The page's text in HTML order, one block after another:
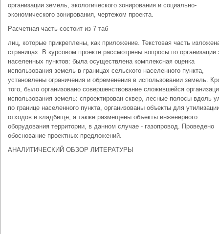
организации земель, экологического зонирования и социально-
экономического зонирования, чертежом проекта.
Расчетная часть состоит из 7 таб
лиц, которые прикреплены, как приложение. Текстовая часть
страницах. В курсовом проекте рассмотрены вопросы по организации
населенных пунктов: была осуществлена комплексная оценка
использования земель в границах сельского населенного пункта,
установлены ограничения и обременения в использовании земель.
того, было организовано совершенствование сложившейся
использования земель: спроектирован сквер, лесные полосы вдоль
по границе населенного пункта, организованы объекты для
отходов и кладбище, а также размещены объекты инженерного
оборудования территории, в данном случае - газопровод. Проведено
обоснование проектных предложений.
АНАЛИТИЧЕСКИЙ ОБЗОР ЛИТЕРАТУРЫ